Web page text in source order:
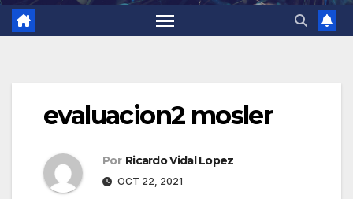
evaluacion2 mosler
Por Ricardo Vidal Lopez
OCT 22, 2021